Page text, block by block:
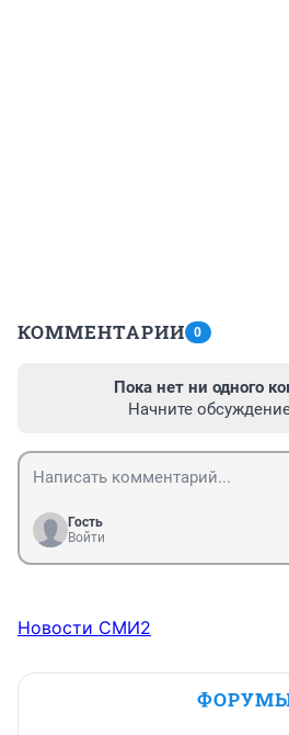
КОММЕНТАРИИ 0
Пока нет ни одного
Начните
Гость
Войти
Новости СМИ2